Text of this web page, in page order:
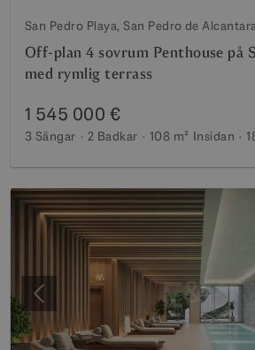
San Pedro Playa, San Pedro de Alcantara
Off-plan 4 sovrum Penthouse på
med rymlig terrass
1 545 000 €
3 Sängar 2 Badkar 108 m² Insidan
Föregående